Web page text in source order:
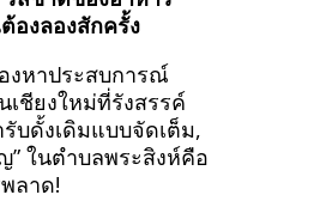
งลองสักครั้ง
งหาประสบการณ์
เชียงใหม่ที่รังสรรค์
บดั้งเดิมแบบจัดเต็ม,
” ในตำบลพระสิงห์คือ
ลาด!